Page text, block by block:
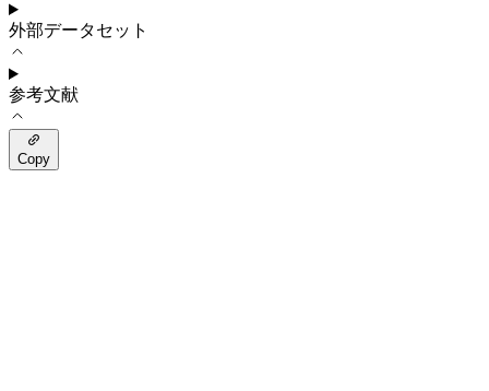
外部データセット
参考文献
Copy